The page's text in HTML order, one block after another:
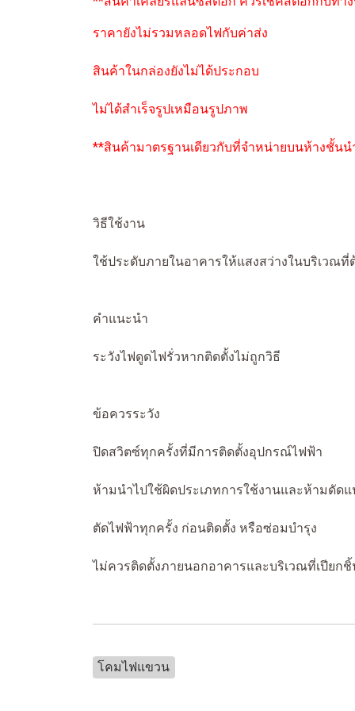
ราคายังไม่รวมหลอดไฟกับค่าส่ง
สินค้าในกล่องยังไม่ได้ประกอบ
ไม่ได้สำเร็จรูปเหมือนรูปภาพ
**สินค้ามาตรฐานเดียวกับที่จำหน่ายบนห้างชั้นน
วิธีใช้งาน
ใช้ประดับภายในอาคารให้แสงสว่างในบริเวณที่
คำแนะนำ
ระวังไฟดูดไฟรั่วหากติดตั้งไม่ถูกวิธี
ข้อควรระวัง
ปิดสวิตซ์ทุกครั้งที่มีการติดตั้งอุปกรณ์ไฟฟ้า
ห้ามนำไปใช้ผิดประเภทการใช้งานและห้ามดัด
ตัดไฟฟ้าทุกครั้ง ก่อนติดตั้ง หรือซ่อมบำรุง
ไม่ควรติดตั้งภายนอกอาคารและบริเวณที่เปียก
โคมไฟแขวน